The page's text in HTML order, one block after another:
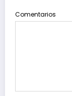
Comentarios